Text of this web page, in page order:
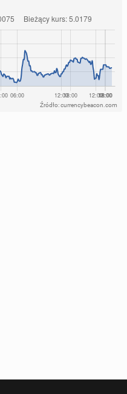
Źródło: currencybeacon.com